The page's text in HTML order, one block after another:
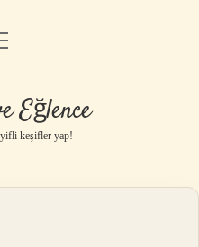
Eğlence
keşifler yap!